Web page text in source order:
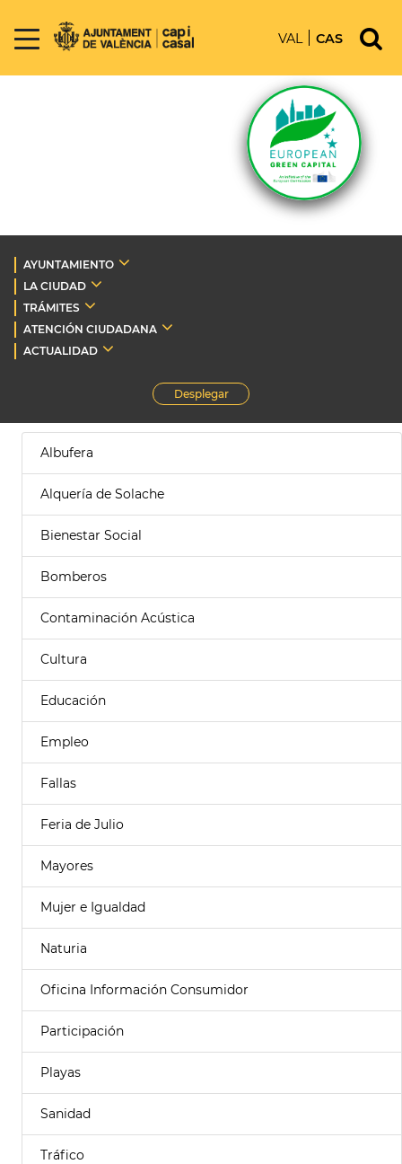
VAL CAS
AYUNTAMIENTO
LA CIUDAD
TRÁMITES
ATENCIÓN CIUDADANA
ACTUALIDAD
Desplegar
Albufera
Alquería de Solache
Bienestar Social
Bomberos
Contaminación Acústica
Cultura
Educación
Empleo
Fallas
Feria de Julio
Mayores
Mujer e Igualdad
Naturia
Oficina Información Consumidor
Participación
Playas
Sanidad
Tráfico